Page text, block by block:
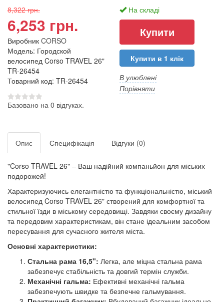
8,322 грн.
6,253 грн.
Виробник CORSO
Модель: Городской
велосипед Corso TRAVEL 26"
TR-26454
Товарний код: TR-26454
Базовано на 0 відгуках.
На складі
Купити в 1 клік
В улюблені
Порівняти
Опис Специфікація Відгуки (0)
"Corso TRAVEL 26" – Ваш надійний компаньйон для міських
подорожей!
Характеризуючись елегантністю та функціональністю, міський
велосипед Corso TRAVEL 26" створений для комфортної та
стильної їзди в міському середовищі. Завдяки своєму дизайну
та передовим характеристикам, він стане ідеальним засобом
пересування для сучасного жителя міста.
Основні характеристики:
Стальна рама 16,5": Легка, але міцна стальна рама
забезпечує стабільність та довгий термін служби.
Механічні гальма: Ефективні механічні гальма
забезпечують швидке та безпечне гальмування.